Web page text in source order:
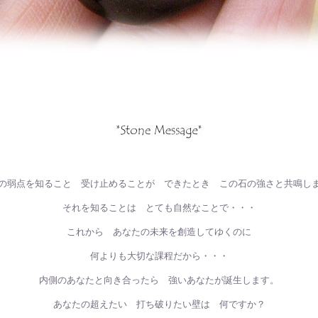
弱点を知ること 受け止めることが できたとき この石の強さと共鳴し
それを知ることは とても自然なことで・・・
これから あなたの未来を創造してゆくのに
何よりも大切な課程だから・・・
内側のあなたと向き合ったら 強いあなたが誕生します。
あなたの超えたい 打ち破りたい壁は 何ですか？